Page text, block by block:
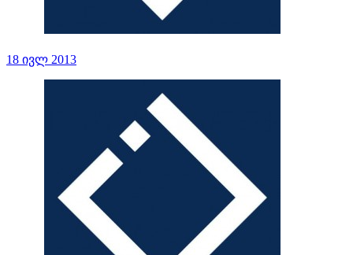
18 ივლ 2013